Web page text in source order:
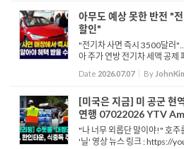
아무도 예상 못한 반전
할인"
"전기차 사면 즉시
아 주가 연방 전기차 세액 공제
매자에게 즉각적으로 3,500달
시행합니다. 총 1억 3,500만 달
Date 2026.07.07 By
[미국은 지금] 미 공군 현
연행 07022026 YTV
"나 너무 외롭단 말이야!" 호주
'닐' 영상 뉴스 링크 : https://